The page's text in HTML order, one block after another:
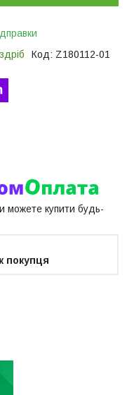
Код: Z180112-01
можете купити будь-
покупця